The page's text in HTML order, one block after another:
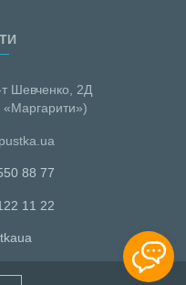
Шевченко, 2Д
«Маргарити»)
88 77
11 22